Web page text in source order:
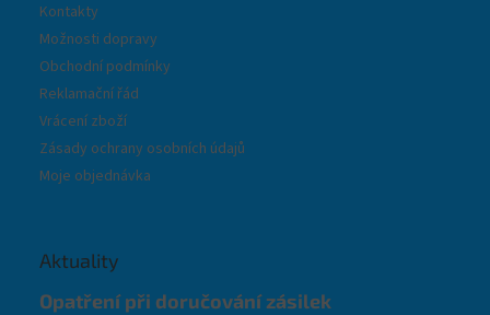
Kontakty
Možnosti dopravy
Obchodní podmínky
Reklamační řád
Vrácení zboží
Zásady ochrany osobních údajů
Moje objednávka
Aktuality
Opatření při doručování zásilek